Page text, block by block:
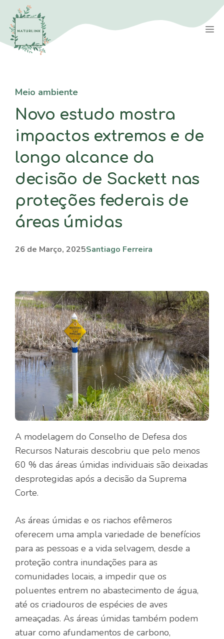
Saltar
para
conteúdo
Meio ambiente
Novo estudo mostra
impactos extremos e de
longo alcance da
decisão de Sackett nas
proteções federais de
áreas úmidas
26 de Março, 2025Santiago Ferreira
A modelagem do Conselho de Defesa dos
Recursos Naturais descobriu que pelo menos
60 % das áreas úmidas individuais são deixadas
desprotegidas após a decisão da Suprema
Corte.
As áreas úmidas e os riachos efêmeros
oferecem uma ampla variedade de benefícios
para as pessoas e a vida selvagem, desde a
proteção contra inundações para as
comunidades locais, a impedir que os
poluentes entrem no abastecimento de água,
até os criadouros de espécies de aves
ameaçadas. As áreas úmidas também podem
atuar como afundamentos de carbono,